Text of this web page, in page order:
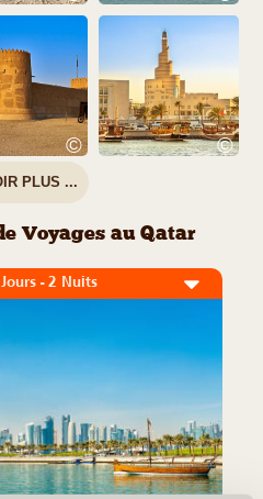
© ©
PLUS ...
Voyages au Qatar
- 2 Nuits